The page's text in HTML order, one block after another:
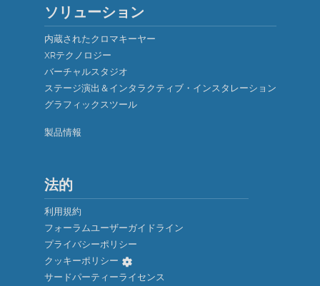
ソリューション
内蔵されたクロマキーヤー
XRテクノロジー
バーチャルスタジオ
ステージ演出＆インタラクティブ・インスタレーション
グラフィックスツール
製品情報
法的
利用規約
フォーラムユーザーガイドライン
プライバシーポリシー
クッキーポリシー
サードパーティーライセンス